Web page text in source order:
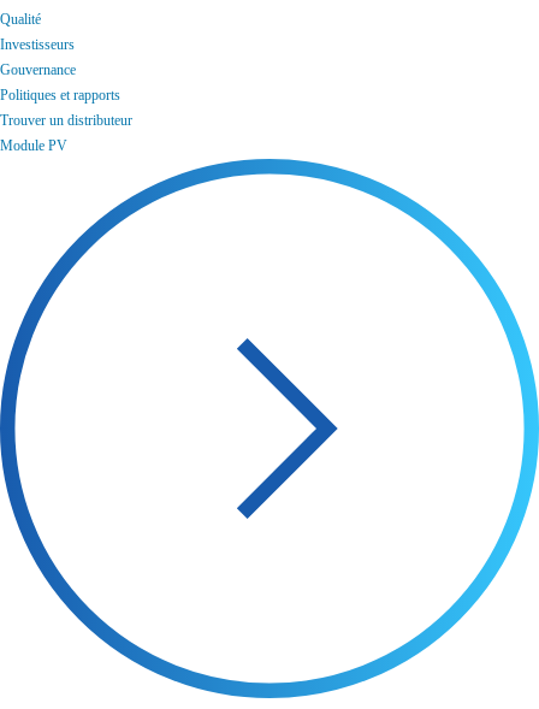
Qualité
Investisseurs
Gouvernance
Politiques et rapports
Trouver un distributeur
Module PV